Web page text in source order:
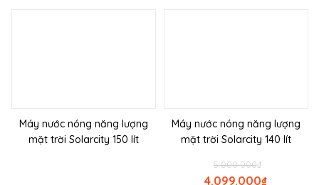
Máy nước nóng năng lượng
mặt trời Solarcity 150 lít
Máy nước nóng năng lượng
mặt trời Solarcity 140 lít
₫
5.000.000
₫
4.099.000